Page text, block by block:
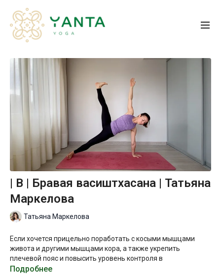
| B | Бравая васиштхасана | Татьяна
Маркелова
Татьяна Маркелова
Если хочется прицельно поработать с косыми мышцами
живота и другими мышцами кора, а также укрепить
плечевой пояс и повысить уровень контроля в
асимметричных балансах, данная практика станет хорошим
Подробнее